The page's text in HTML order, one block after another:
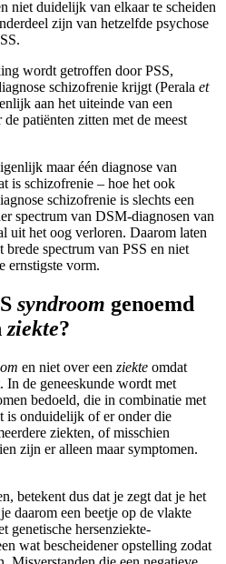
niet duidelijk van elkaar te scheiden
zijn van hetzelfde psychose
wordt getroffen door PSS,
schizofrenie krijgt (Perala et
aan het uiteinde van een
patiënten zitten met de meest
maar één diagnose van
is schizofrenie – hoe het ook
schizofrenie is slechts een
spectrum van DSM-diagnosen van
uit het oog verloren. Daarom laten
spectrum van PSS en niet
ernstigste vorm.
syndroom genoemd
ziekte?
en niet over een ziekte omdat
In de geneeskunde wordt met
bedoeld, die in combinatie met
is onduidelijk of er onder die
ziekten, of misschien
zijn er alleen maar symptomen.
betekent dus dat je zegt dat je het
daarom een beetje op de vlakte
genetische hersenziekte-
wat bescheidener opstelling zodat